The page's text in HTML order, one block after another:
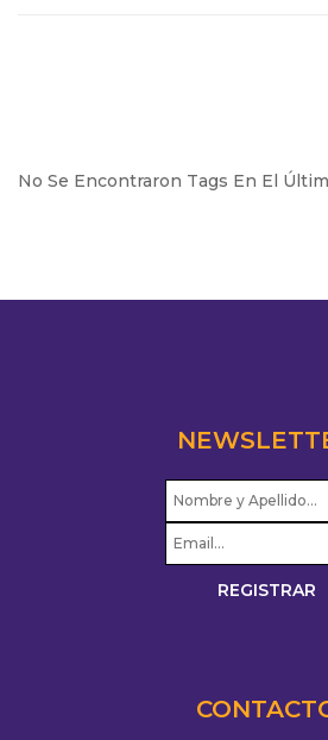
No Se Encontraron Tags En El